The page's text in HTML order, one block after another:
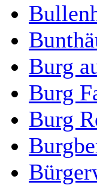
Burg
Burg
Burg